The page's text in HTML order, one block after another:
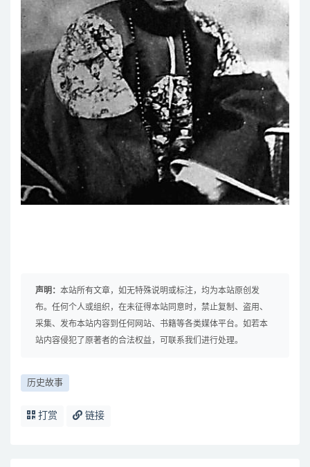
声明： 本站所有文章，如无特殊说明或标注，均为本站原创发
布。任何个人或组织，在未征得本站同意时，禁止复制、盗用、
采集、发布本站内容到任何网站、书籍等各类媒体平台。如若本
站内容侵犯了原著者的合法权益，可联系我们进行处理。
历史故事
打赏 链接